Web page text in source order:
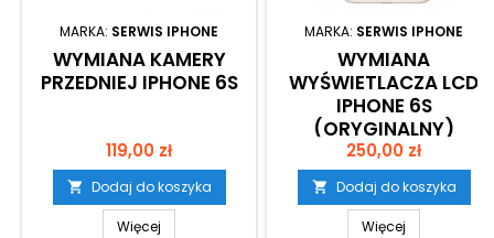
MARKA: SERWIS IPHONE
WYMIANA KAMERY
PRZEDNIEJ IPHONE 6S
Cena
119,00 zł
 Dodaj do koszyka
Więcej
MARKA: SERWIS IPHONE
WYMIANA
WYŚWIETLACZA LCD
IPHONE 6S
(ORYGINALNY)
Cena
250,00 zł
 Dodaj do koszyka
Więcej